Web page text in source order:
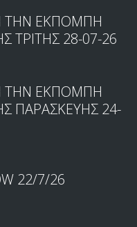
ΤΗΝ ΕΚΠΟΜΠΗ
ΤΡΙΤΗΣ 28-07-26
ΤΗΝ ΕΚΠΟΜΠΗ
ΠΑΡΑΣΚΕΥΗΣ 24-
22/7/26